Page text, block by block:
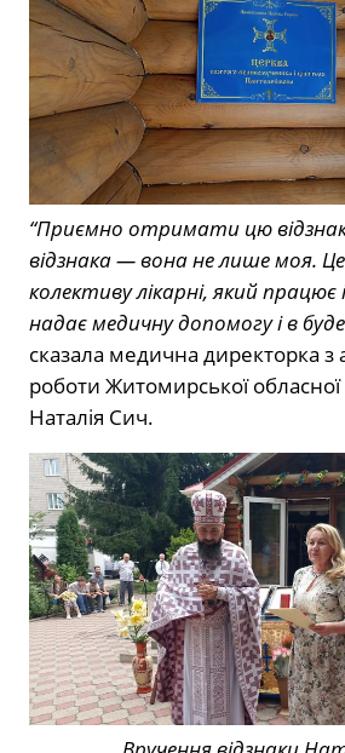
“Приємно отримати цю
відзнака — вона не лише моя. Це
колективу лікарні, який працює
надає медичну допомогу і в
сказала медична директорка з
роботи Житомирської обласної
Наталія Сич.